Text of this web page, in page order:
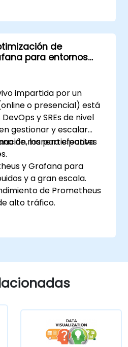
del clúster.
de alertas para
de problemas.
prácticas para
de monitoreo en
de
para entornos
impartida por un
o presencial) está
y SREs de nivel
gestionar y escalar
de manera efectiva
los participantes
y Grafana para
y a gran escala.
de Prometheus
alto tráfico.
de datos y
y escalabilidad.